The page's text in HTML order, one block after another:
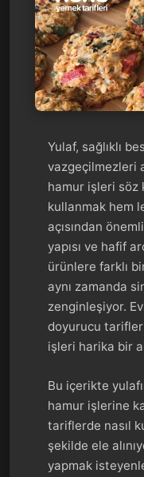
Yulaf, sağlıklı
vazgeçilmezleri
hamur işleri söz
kullanmak hem
açısından
yapısı ve hafif
ürünlere farklı
aynı zamanda
zenginleşiyor.
doyurucu
işleri harika bir
Bu içerikte
hamur işlerine
tariflerde nasıl
şekilde ele
yapmak